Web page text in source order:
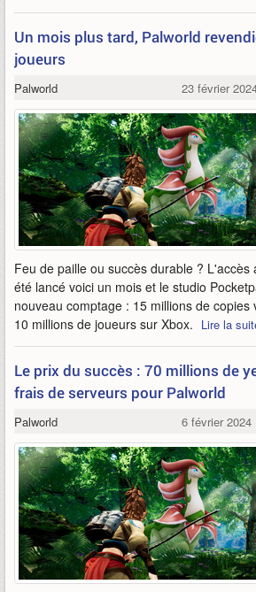
Un mois plus tard, Palworld
joueurs
Palworld 23 février
Feu de paille ou succès durable ? L'accès
été lancé voici un mois et le studio
nouveau comptage : 15 millions de copies
10 millions de joueurs sur Xbox. Lire la
Le prix du succès : 70 millions de
frais de serveurs pour Palworld
Palworld 6 février 2024